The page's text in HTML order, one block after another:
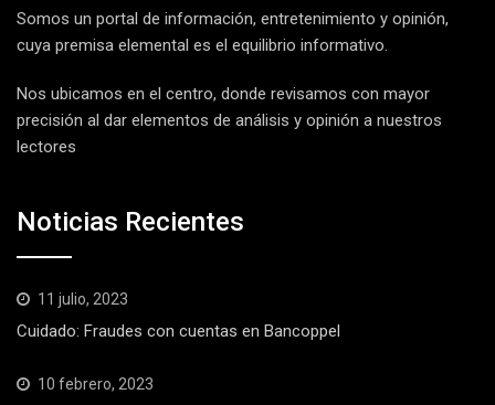
Somos un portal de información, entretenimiento y opinión,
cuya premisa elemental es el equilibrio informativo.
Nos ubicamos en el centro, donde revisamos con mayor
precisión al dar elementos de análisis y opinión a nuestros
lectores
Noticias Recientes
11 julio, 2023
Cuidado: Fraudes con cuentas en Bancoppel
10 febrero, 2023